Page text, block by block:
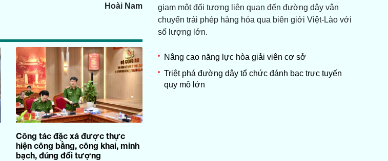
Hoài Nam
Công tác đặc xá được thực
hiện công bằng, công khai, minh
bạch, đúng đối tượng
giam một đối tượng liên quan đến đường dây vận
chuyển trái phép hàng hóa qua biên giới Việt-Lào với
số lượng lớn.
Nâng cao năng lực hòa giải viên cơ sở
Triệt phá đường dây tổ chức đánh bạc trực tuyến
quy mô lớn